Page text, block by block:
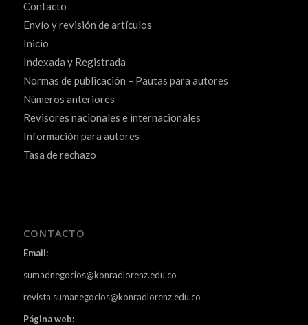
Contacto
Envío y revisión de artículos
Inicio
Indexada y Registrada
Normas de publicación – Pautas para autores
Números anteriores
Revisores nacionales e internacionales
Información para autores
Tasa de rechazo
CONTACTO
Email:
sumadnegocios@konradlorenz.edu.co
revista.sumanegocios@konradlorenz.edu.co
Página web: